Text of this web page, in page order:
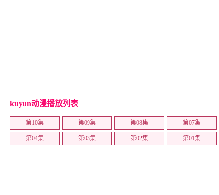
kuyun动漫播放列表
第10集 第09集 第08集 第07集
第04集 第03集 第02集 第01集